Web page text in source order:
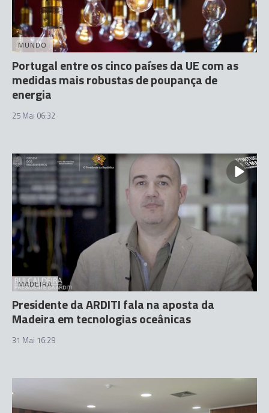
MUNDO
Portugal entre os cinco países da UE com as
medidas mais robustas de poupança de
energia
25 Mai 06:32
MADEIRA
Presidente da ARDITI fala na aposta da
Madeira em tecnologias oceânicas
31 Mai 16:29